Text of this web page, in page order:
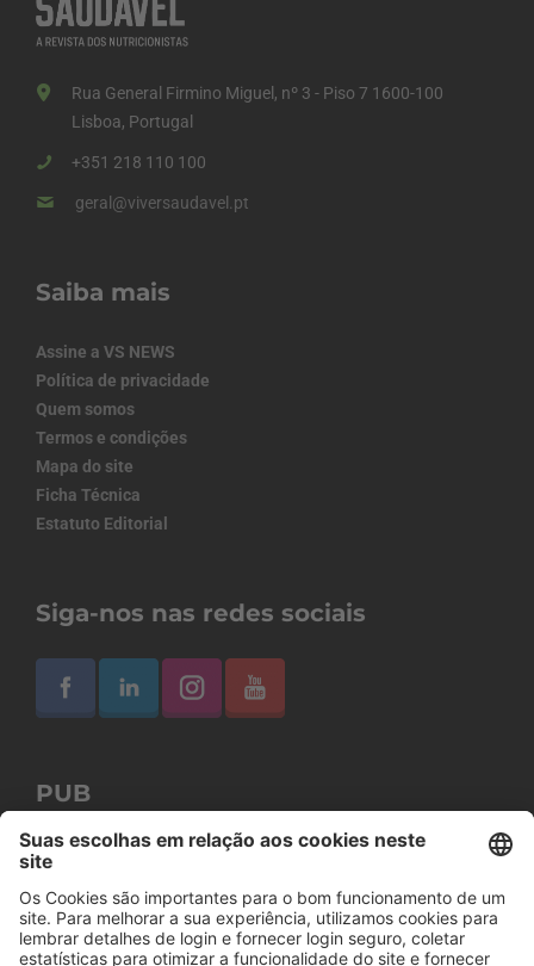
Rua General Firmino Miguel, nº 3 - Piso 7 1600-100
Lisboa, Portugal
+351 218 110 100
geral@viversaudavel.pt
Saiba mais
Assine a VS NEWS
Política de privacidade
Quem somos
Termos e condições
Mapa do site
Ficha Técnica
Estatuto Editorial
Siga-nos nas redes sociais
PUB